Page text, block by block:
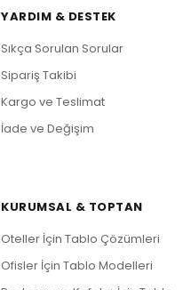
YARDIM & DESTEK
Sıkça Sorulan Sorular
Sipariş Takibi
Kargo ve Teslimat
İade ve Değişim
KURUMSAL & TOPTAN
Oteller İçin Tablo Çözümleri
Ofisler İçin Tablo Modelleri